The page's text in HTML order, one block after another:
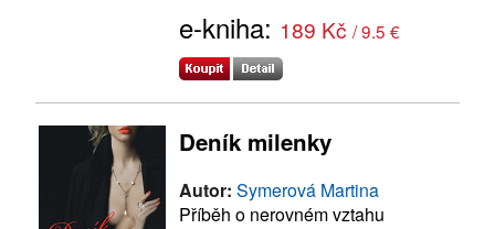
e-kniha: 189 Kč / 9.5 €
Deník milenky
Autor: Symerová Martina
Příběh o nerovném vztahu